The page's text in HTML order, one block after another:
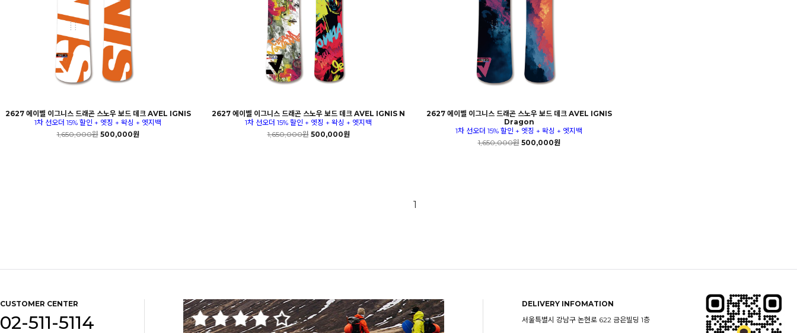
2627 에이벨 이그니스 드래곤 스노우 보드 데크 AVEL IGNIS
1차 선오더 15% 할인 + 엣징 + 왁싱 + 엣지백
1,650,000원 500,000원
2627 에이벨 이그니스 드래곤 스노우 보드 데크 AVEL IGNIS N
1차 선오더 15% 할인 + 엣징 + 왁싱 + 엣지백
1,650,000원 500,000원
2627 에이벨 이그니스 드래곤 스노우 보드 데크 AVEL IGNIS
Dragon
1차 선오더 15% 할인 + 엣징 + 왁싱 + 엣지백
1,650,000원 500,000원
1
CUSTOMER CENTER
02-511-5114
DELIVERY INFOMATION
서울특별시 강남구 논현로 622 금은빌딩 1층